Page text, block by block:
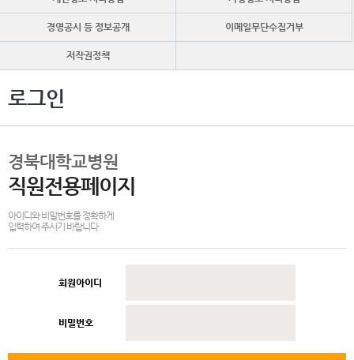
경영공시 등 정보공개 이메일무단수집거부
저작권정책
로그인
경북대학교병원
직원전용페이지
아이디와 비밀번호를 정확하게
입력하여 주시기 바랍니다.
회원아이디
비밀번호